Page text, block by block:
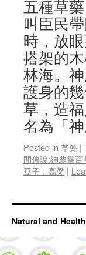
五種草
叫臣民
時，放
搭架的
林海。
護身的
草，造
名為「
Posted in 草藥 |
間傳說:神農嘗百
豆子，高粱 |
Natural and